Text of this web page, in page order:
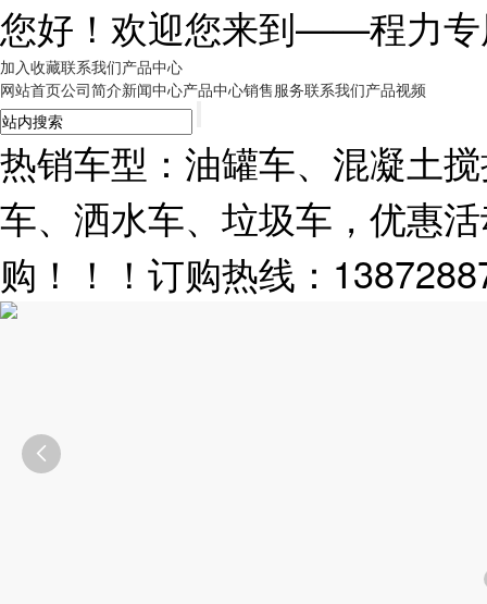
您好！欢迎您来到——程力
加入收藏联系我们产品中心
网站首页公司简介新闻中心产品中心销售服务联系我们产品视频
热销车型：油罐车、混凝土
车、洒水车、垃圾车，优惠
购！！！订购热线：
